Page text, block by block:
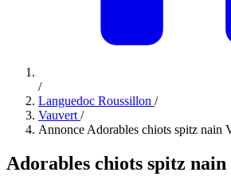
/
Languedoc Roussillon /
Vauvert /
Annonce Adorables chiots spitz nain
Adorables chiots spitz nain